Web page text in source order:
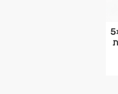
תליון טיפה בשיבוץ זירקון – 3×5